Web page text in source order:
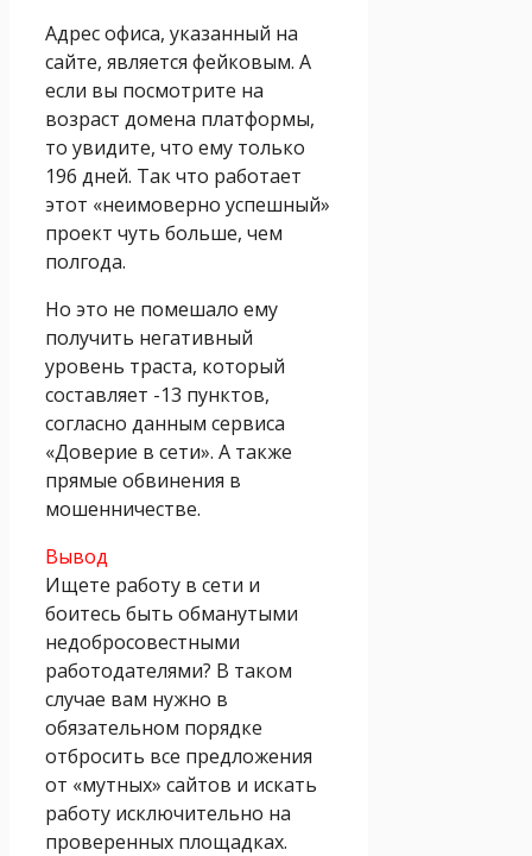
Адрес офиса, указанный на
сайте, является фейковым. А
если вы посмотрите на
возраст домена платформы,
то увидите, что ему только
196 дней. Так что работает
этот «неимоверно успешный»
проект чуть больше, чем
полгода.
Но это не помешало ему
получить негативный
уровень траста, который
составляет -13 пунктов,
согласно данным сервиса
«Доверие в сети». А также
прямые обвинения в
мошенничестве.
Вывод
Ищете работу в сети и
боитесь быть обманутыми
недобросовестными
работодателями? В таком
случае вам нужно в
обязательном порядке
отбросить все предложения
от «мутных» сайтов и искать
работу исключительно на
проверенных площадках.